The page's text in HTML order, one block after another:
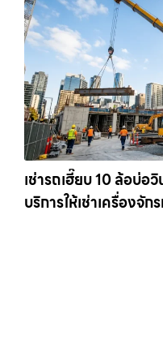
เช่ารถเฮี๊ยบ 10 ล้อบ่
บริการให้เช่าเครื่องจั